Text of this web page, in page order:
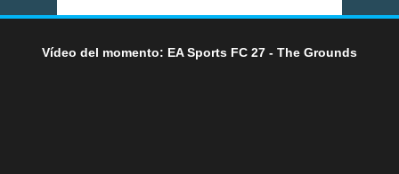
Vídeo del momento: EA Sports FC 27 - The Grounds